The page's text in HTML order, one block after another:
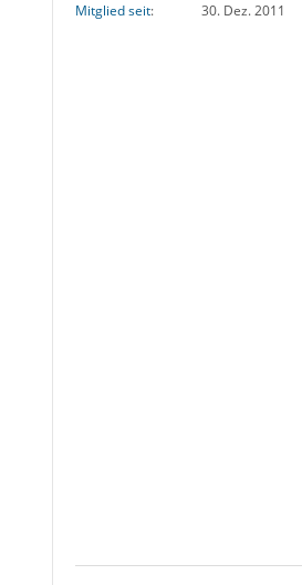
Mitglied seit
30. Dez. 2011